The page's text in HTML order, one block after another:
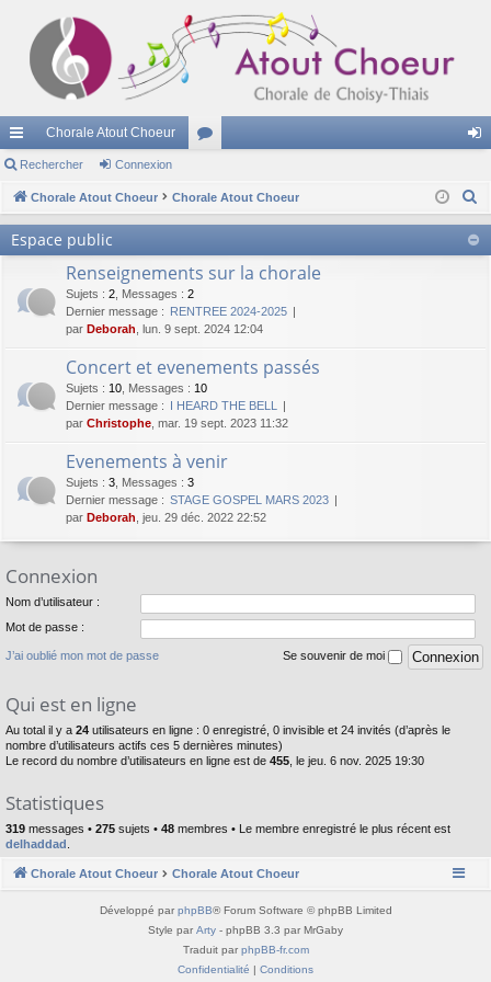
cc
ès
de
Chorale Atout Choeur
u ne
Rechercher Connexion
Chorale Atout Choeur Chorale Atout Choeur
Espace public
Renseignements sur la chorale
Sujets : 2 Messages : 2
Dernier message : RENTREE 2024-2025
par Deborah , lun. 9 sept. 2024 12:04
Concert et evenements passés
Sujets : 10 Messages : 10
Dernier message : I HEARD THE BELL
par Christophe , mar. 19 sept. 2023 11:32
Evenements à venir
Sujets : 3 Messages : 3
Dernier message : STAGE GOSPEL MARS 2023
par Deborah , jeu. 29 déc. 2022 22:52
Connexion
Nom d’utilisateur :
Mot de passe :
J’ai oublié mon mot de passe Se souvenir de moi
Qui est en ligne
Au total il y a 24 utilisateurs en ligne : 0 enregistré, 0 invisible et 24 invités (d’après le
nombre d’utilisateurs actifs ces 5 dernières minutes)
Le record du nombre d’utilisateurs en ligne est de 455 , le jeu. 6 nov. 2025 19:30
Statistiques
319 messages • 275 sujets • 48 membres • Le membre enregistré le plus récent est
delhaddad
Chorale Atout Choeur Chorale Atout Choeur
Développé par phpBB® Forum Software © phpBB Limited
Style par Arty - phpBB 3.3 par MrGaby
Traduit par phpBB-fr.com
Confidentialité
Conditions